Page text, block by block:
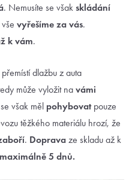
. Nemusíte se však skládání
vyřešíme za vás.
k vám.
přemístí dlažbu z auta
může vyložit na vámi
však měl pohybovatpouze
těžkého materiálu hrozí, že
. Doprava ze skladu až k
5 dnů.